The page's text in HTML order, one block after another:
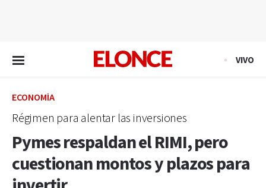
VIVO
ECONOMÍA
Régimen para alentar las inversiones
Pymes respaldan el RIMI, pero
cuestionan montos y plazos para